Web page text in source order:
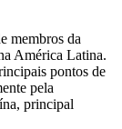
membros da
América Latina.
pontos de
pela
principal